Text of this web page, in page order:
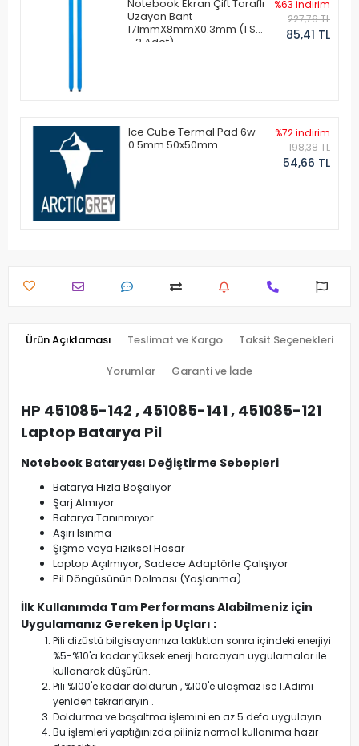
Notebook Ekran Çift Taraflı
Uzayan Bant
171mmX8mmX0.3mm (1 Set
- 2 Adet)
%63 indirim
227,76 TL
85,41 TL
Ice Cube Termal Pad 6w
0.5mm 50x50mm
%72 indirim
198,38 TL
54,66 TL
Ürün Açıklaması Teslimat ve Kargo Taksit Seçenekleri
Yorumlar Garanti ve İade
HP 451085-142 , 451085-141 , 451085-121
Laptop Batarya Pil
Notebook Bataryası Değiştirme Sebepleri
Batarya Hızla Boşalıyor
Şarj Almıyor
Batarya Tanınmıyor
Aşırı Isınma
Şişme veya Fiziksel Hasar
Laptop Açılmıyor, Sadece Adaptörle Çalışıyor
Pil Döngüsünün Dolması (Yaşlanma)
İlk Kullanımda Tam Performans Alabilmeniz için
Uygulamanız Gereken İp Uçları :
Pili dizüstü bilgisayarınıza taktıktan sonra içindeki enerjiyi
%5-%10'a kadar yüksek enerji harcayan uygulamalar ile
kullanarak düşürün.
Pili %100'e kadar doldurun , %100'e ulaşmaz ise 1.Adımı
yeniden tekrarlaryın .
Doldurma ve boşaltma işlemini en az 5 defa uygulayın.
Bu işlemleri yaptığınızda piliniz normal kullanıma hazır